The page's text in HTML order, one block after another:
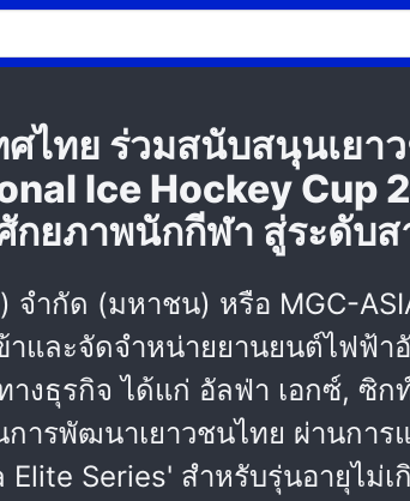
ศไทย ร่วมสนับสนุนเย
Ice Hockey Cup
กยภาพนักกีฬา สู่ระดับส
จำกัด (มหาชน) หรือ MGC-
าและจัดจำหน่ายยานยนต์ไฟฟ้
งธุรกิจ ได้แก่ อัลฟ่า เอกซ์, ซิก
ารพัฒนาเยาวชนไทย ผ่านกา
Series' สำหรับรุ่นอายุไม่เ